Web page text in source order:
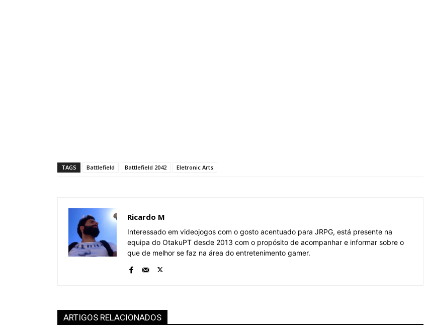
TAGS Battlefield Battlefield 2042 Eletronic Arts
Ricardo M
Interessado em videojogos com o gosto acentuado para JRPG, está presente na
equipa do OtakuPT desde 2013 com o propósito de acompanhar e informar sobre o
que de melhor se faz na área do entretenimento gamer.
ARTIGOS RELACIONADOS